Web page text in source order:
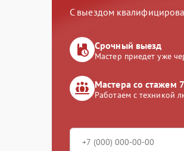
С выездом
Срочный выезд
Мастер приедет уже
Мастера со стажем
Работаем с техникой